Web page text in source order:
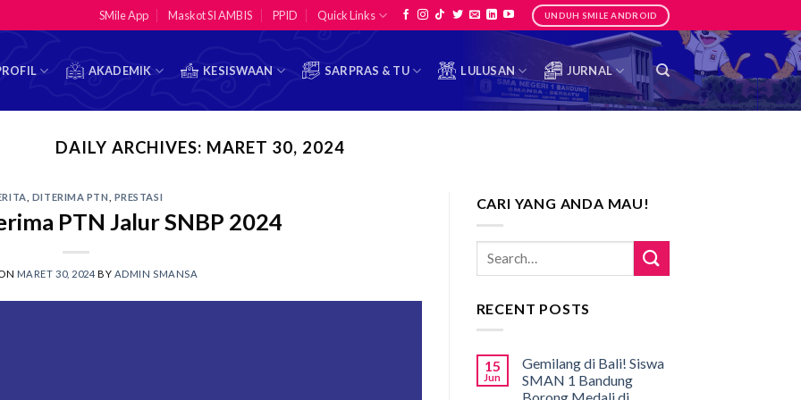
SMile App Maskot SI AMBIS PPID Quick Links UNDUH SMILE ANDROID
AKADEMIK KESISWAAN SARPRAS & TU LULUSAN JURNAL
DAILY ARCHIVES: MARET 30, 2024
DITERIMA PTN PRESTASI
PTN Jalur SNBP 2024
MARET 30, 2024 BY ADMIN SMANSA
CARI YANG ANDA MAU!
RECENT POSTS
15
Jun
Gemilang di Bali! Siswa
SMAN 1 Bandung